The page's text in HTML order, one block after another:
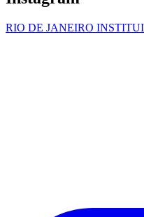
RIO DE JANEIRO